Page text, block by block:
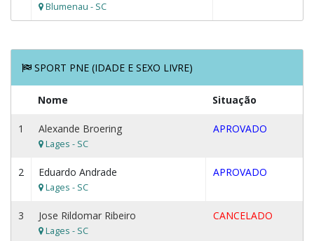
Blumenau - SC
SPORT PNE (IDADE E SEXO LIVRE)
Nome Situação
1 Alexande Broering
Lages - SC
APROVADO
2 Eduardo Andrade
Lages - SC
APROVADO
3 Jose Rildomar Ribeiro
Lages - SC
CANCELADO